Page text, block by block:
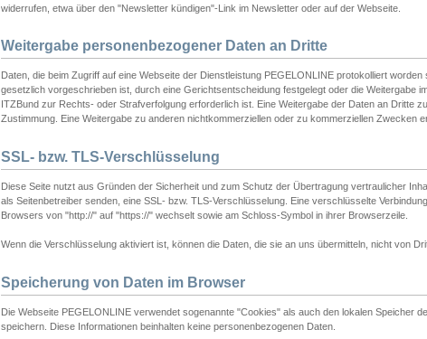
widerrufen, etwa über den "Newsletter kündigen"-Link im Newsletter oder auf der Webseite.
Weitergabe personenbezogener Daten an Dritte
Daten, die beim Zugriff auf eine Webseite der Dienstleistung PEGELONLINE protokolliert
gesetzlich vorgeschrieben ist, durch eine Gerichtsentscheidung festgelegt oder die Weitergabe
ITZBund zur Rechts- oder Strafverfolgung erforderlich ist. Eine Weitergabe der Daten an Dritte
Zustimmung. Eine Weitergabe zu anderen nichtkommerziellen oder zu kommerziellen Zwecken
SSL- bzw. TLS-Verschlüsselung
Diese Seite nutzt aus Gründen der Sicherheit und zum Schutz der Übertragung vertraulicher
als Seitenbetreiber senden, eine SSL- bzw. TLS-Verschlüsselung. Eine verschlüsselte
Browsers von "http://" auf "https://" wechselt sowie am Schloss-Symbol in ihrer Browserzeile.
Wenn die Verschlüsselung aktiviert ist, können die Daten, die sie an uns übermitteln, nicht von
Speicherung von Daten im Browser
Die Webseite PEGELONLINE verwendet sogenannte "Cookies" als auch den lokalen Speicher
speichern. Diese Informationen beinhalten keine personenbezogenen Daten.